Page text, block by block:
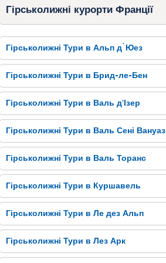
Гірськолижні курорти Франції
Гірськолижні Тури в Альп д`Юез
Гірськолижні Тури в Брид-ле-Бен
Гірськолижні Тури в Валь д'Ізер
Гірськолижні Тури в Валь Сені Вануаз
Гірськолижні Тури в Валь Торанс
Гірськолижні Тури в Куршавель
Гірськолижні Тури в Ле дез Альп
Гірськолижні Тури в Лез Арк